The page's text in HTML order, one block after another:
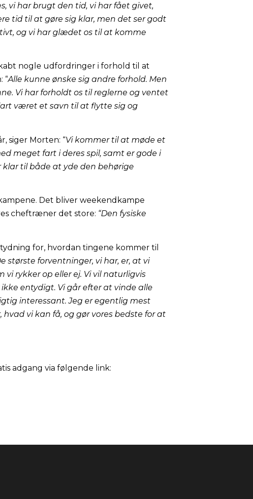
vi har brugt den tid, vi har fået givet,
tid til at gøre sig klar, men det ser godt
og vi har glædet os til at komme
nogle udfordringer i forhold til at
“Alle kunne ønske sig andre forhold. Men
Vi har forholdt os til reglerne og ventet
været et savn til at flytte sig og
siger Morten: “Vi kommer til at møde et
meget fart i deres spil, samt er gode i
klar til både at yde den behørige
Det bliver weekendkampe
cheftræner det store: “Den fysiske
for, hvordan tingene kommer til
største forventninger, vi har, er, at vi
rykker op eller ej. Vi vil naturligvis
entydigt. Vi går efter at vinde alle
interessant. Jeg er egentlig mest
vi kan få, og gør vores bedste for at
adgang via følgende link: